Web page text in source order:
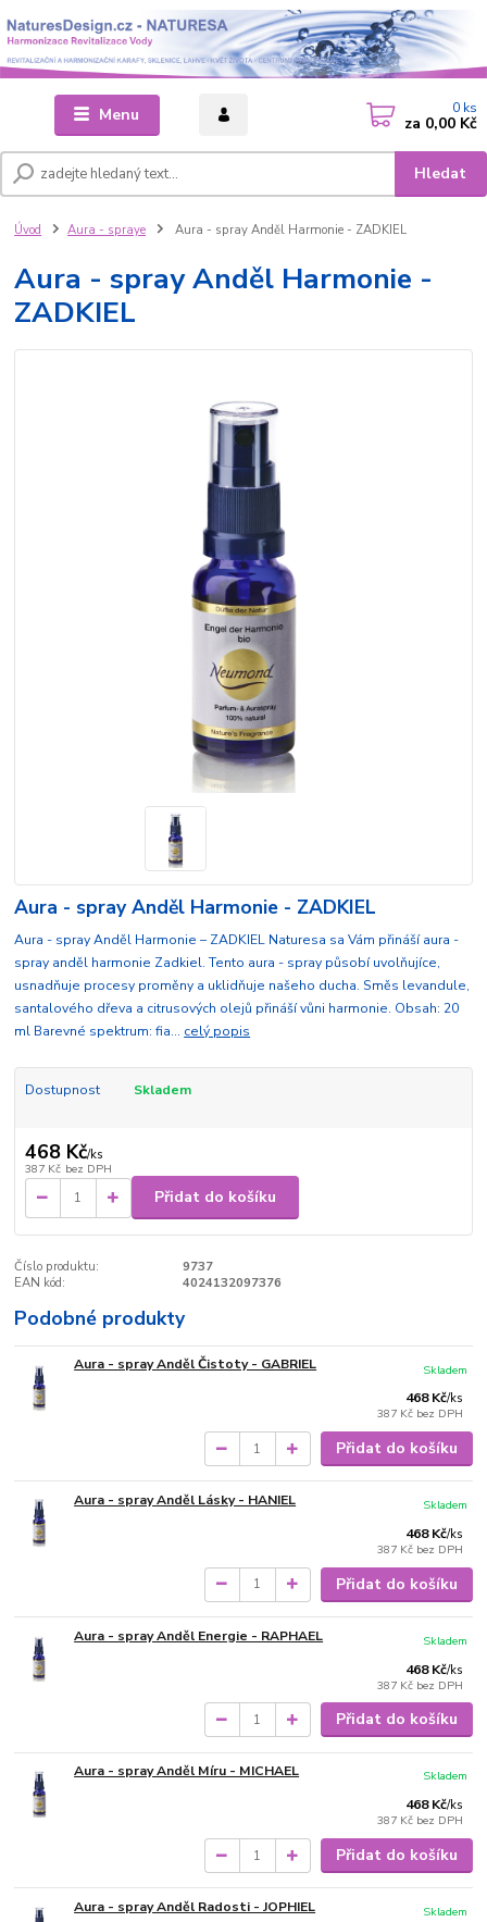
Menu
Hledat
0 ks
za 0,00 Kč
Úvod Aura - spraye Aura - spray Anděl Harmonie - ZADKIEL
Aura - spray Anděl Harmonie -
ZADKIEL
Aura - spray Anděl Harmonie - ZADKIEL
Aura - spray Anděl Harmonie – ZADKIEL Naturesa sa Vám přináší aura -
spray anděl harmonie Zadkiel. Tento aura - spray působí uvolňujíce,
usnadňuje procesy proměny a uklidňuje našeho ducha. Směs levandule,
santalového dřeva a citrusových olejů přináší vůni harmonie. Obsah: 20
ml Barevné spektrum: fia... celý popis
Dostupnost Skladem
468 Kč/ks
387 Kč bez DPH
Přidat do košíku
Číslo produktu:
9737
EAN kód:
4024132097376
Podobné produkty
Aura - spray Anděl Čistoty - GABRIEL
468 Kč/ks
387 Kč bez DPH
Skladem
Přidat do košíku
Aura - spray Anděl Lásky - HANIEL
468 Kč/ks
387 Kč bez DPH
Skladem
Přidat do košíku
Aura - spray Anděl Energie - RAPHAEL
468 Kč/ks
387 Kč bez DPH
Skladem
Přidat do košíku
Aura - spray Anděl Míru - MICHAEL
468 Kč/ks
387 Kč bez DPH
Skladem
Přidat do košíku
Aura - spray Anděl Radosti - JOPHIEL
Skladem